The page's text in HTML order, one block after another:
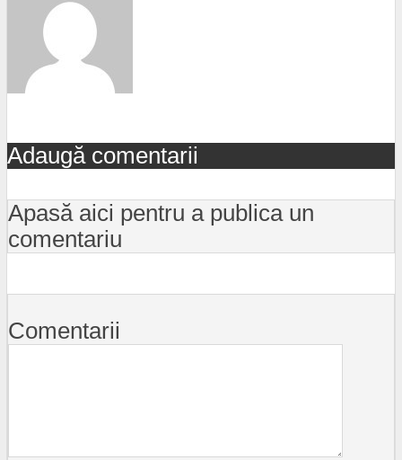
Adaugă comentarii
Apasă aici pentru a publica un
comentariu
Comentarii